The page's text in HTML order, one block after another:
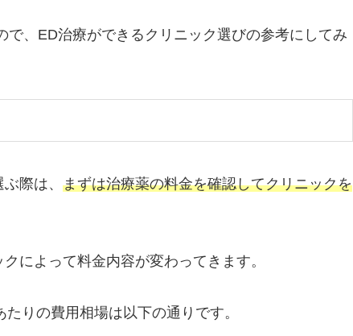
、ED治療ができるクリニック選びの参考にしてみ
際は、 まずは治療薬の料金を確認してクリニックを
によって料金内容が変わってきます。
りの費用相場は以下の通りです。